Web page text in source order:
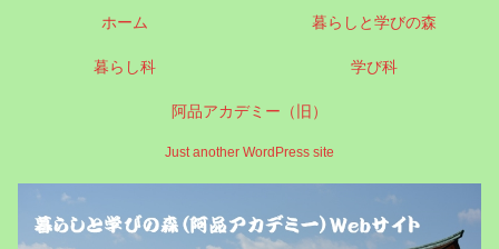
Just another WordPress site
ホーム 暮らしと学びの森
暮らし科 学び科
阿品アカデミー（旧）